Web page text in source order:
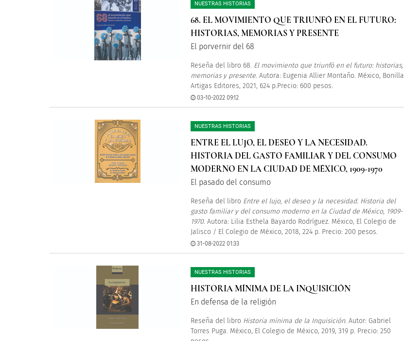
NUESTRAS HISTORIAS
68. EL MOVIMIENTO QUE TRIUNFÓ EN EL FUTURO:
HISTORIAS, MEMORIAS Y PRESENTE
El porvernir del 68
Reseña del libro 68. El movimiento que triunfó en el futuro: historias,
memorias y presente. Autora: Eugenia Allier Montaño. México, Bonilla
Artigas Editores, 2021, 624 p.Precio: 600 pesos.
03-10-2022 09:12
NUESTRAS HISTORIAS
ENTRE EL LUJO, EL DESEO Y LA NECESIDAD.
HISTORIA DEL GASTO FAMILIAR Y DEL CONSUMO
MODERNO EN LA CIUDAD DE MÉXICO, 1909-1970
El pasado del consumo
Reseña del libro Entre el lujo, el deseo y la necesidad. Historia del
gasto familiar y del consumo moderno en la Ciudad de México, 1909-
1970. Autora: Lilia Esthela Bayardo Rodríguez. México, El Colegio de
Jalisco / El Colegio de México, 2018, 224 p. Precio: 200 pesos.
31-08-2022 01:33
NUESTRAS HISTORIAS
HISTORIA MÍNIMA DE LA INQUISICIÓN
En defensa de la religión
Reseña del libro Historia mínima de la Inquisición. Autor: Gabriel
Torres Puga. México, El Colegio de México, 2019, 319 p. Precio: 250